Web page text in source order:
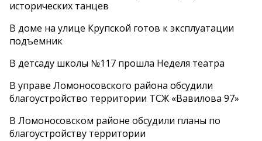
исторических танцев
В доме на улице Крупской готов к эксплуатации
подъемник
В детсаду школы №117 прошла Неделя театра
В управе Ломоносовского района обсудили
благоустройство территории ТСЖ «Вавилова 97»
В Ломоносовском районе обсудили планы по
благоустройству территории